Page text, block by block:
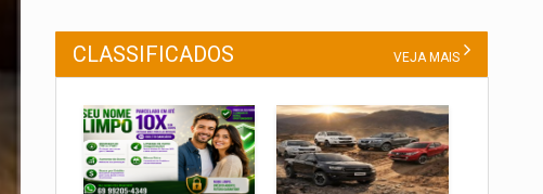
CLASSIFICADOS VEJA MAIS